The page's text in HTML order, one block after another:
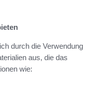
durch die Verwendung
aus, die das
wie: